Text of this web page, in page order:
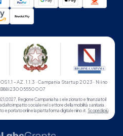
1.1 - AZ. 1.1.3 · Campania Startup 2023 · Niino
B88I23005550007
2027, Regione Campania ha selezionato e finanziato il
impatto sociale nel settore della mobilità sanitaria.
e portato online la piattaforma digitale niino.it. Scopri di più